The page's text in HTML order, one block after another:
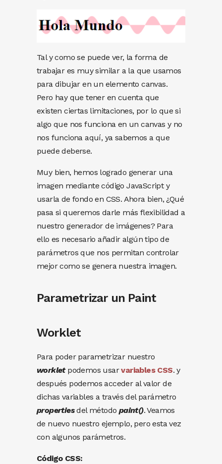
Tal y como se puede ver, la forma de
trabajar es muy similar a la que usamos
para dibujar en un elemento canvas.
Pero hay que tener en cuenta que
existen ciertas limitaciones, por lo que si
algo que nos funciona en un canvas y no
nos funciona aquí, ya sabemos a que
puede deberse.
Muy bien, hemos logrado generar una
imagen mediante código JavaScript y
usarla de fondo en CSS. Ahora bien, ¿Qué
pasa si queremos darle más flexibilidad a
nuestro generador de imágenes? Para
ello es necesario añadir algún tipo de
parámetros que nos permitan controlar
mejor como se genera nuestra imagen.
Parametrizar un Paint
Worklet
Para poder parametrizar nuestro
worklet podemos usarvariables CSS. y
después podemos acceder al valor de
dichas variables a través del parámetro
propertiesdel método paint(). Veamos
de nuevo nuestro ejemplo, pero esta vez
con algunos parámetros.
Código CSS: